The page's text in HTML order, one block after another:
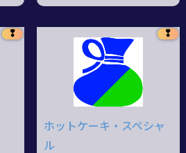
❢ ❢
ホットケーキ・スペシャ
ル